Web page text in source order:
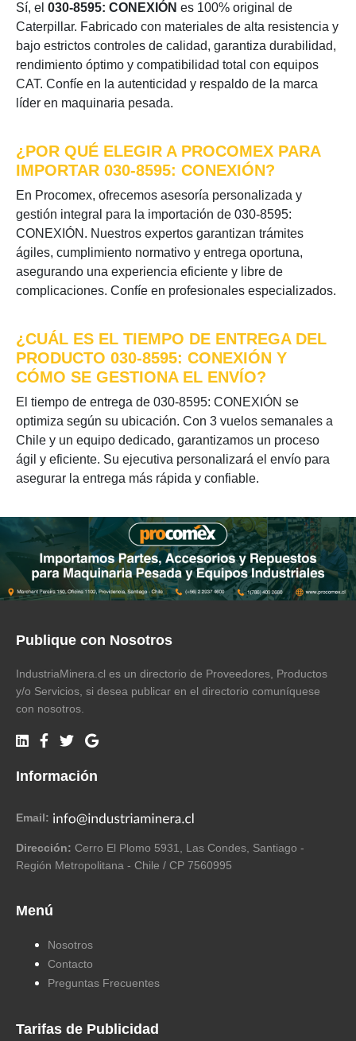
Sí, el 030-8595: CONEXIÓN es 100% original de
Caterpillar. Fabricado con materiales de alta resistencia y
bajo estrictos controles de calidad, garantiza durabilidad,
rendimiento óptimo y compatibilidad total con equipos
CAT. Confíe en la autenticidad y respaldo de la marca
líder en maquinaria pesada.
¿POR QUÉ ELEGIR A PROCOMEX PARA
IMPORTAR 030-8595: CONEXIÓN?
En Procomex, ofrecemos asesoría personalizada y
gestión integral para la importación de 030-8595:
CONEXIÓN. Nuestros expertos garantizan trámites
ágiles, cumplimiento normativo y entrega oportuna,
asegurando una experiencia eficiente y libre de
complicaciones. Confíe en profesionales especializados.
¿CUÁL ES EL TIEMPO DE ENTREGA DEL
PRODUCTO 030-8595: CONEXIÓN Y
CÓMO SE GESTIONA EL ENVÍO?
El tiempo de entrega de 030-8595: CONEXIÓN se
optimiza según su ubicación. Con 3 vuelos semanales a
Chile y un equipo dedicado, garantizamos un proceso
ágil y eficiente. Su ejecutiva personalizará el envío para
asegurar la entrega más rápida y confiable.
Publique con Nosotros
IndustriaMinera.cl es un directorio de Proveedores, Productos
y/o Servicios, si desea publicar en el directorio comuníquese
con nosotros.
Información
Email:
Dirección: Cerro El Plomo 5931, Las Condes, Santiago -
Región Metropolitana - Chile / CP 7560995
Menú
Nosotros
Contacto
Preguntas Frecuentes
Tarifas de Publicidad